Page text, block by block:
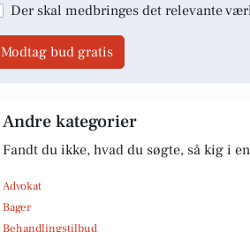
Der skal medbringes det relevante
Modtag bud gratis
Andre kategorier
Fandt du ikke, hvad du søgte, så kig i
Advokat
Bager
Behandlingstilbud